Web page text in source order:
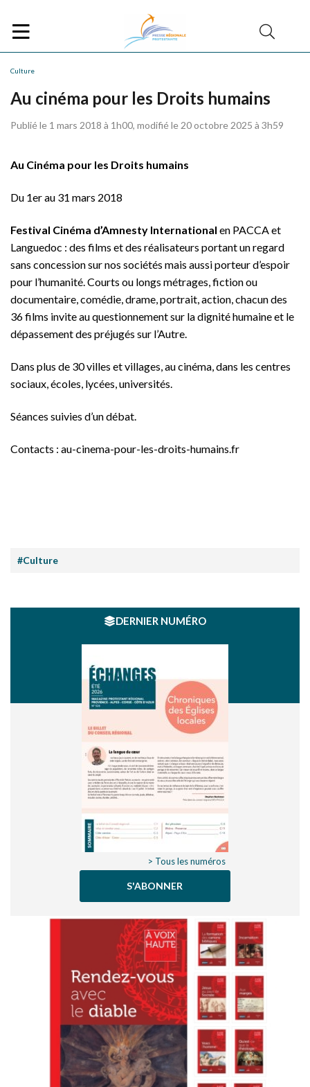
Culture
Au cinéma pour les Droits humains
Publié le 1 mars 2018 à 1h00, modifié le 20 octobre 2025 à 3h59
Au Cinéma pour les Droits humains
Du 1er au 31 mars 2018
Festival Cinéma d’Amnesty International en PACCA et
Languedoc : des films et des réalisateurs portant un regard
sans concession sur nos sociétés mais aussi porteur d’espoir
pour l’humanité. Courts ou longs métrages, fiction ou
documentaire, comédie, drame, portrait, action, chacun des
36 films invite au questionnement sur la dignité humaine et le
dépassement des préjugés sur l’Autre.
Dans plus de 30 villes et villages, au cinéma, dans les centres
sociaux, écoles, lycées, universités.
Séances suivies d’un débat.
Contacts : au-cinema-pour-les-droits-humains.fr
#Culture
DERNIER NUMÉRO
> Tous les numéros
S'ABONNER